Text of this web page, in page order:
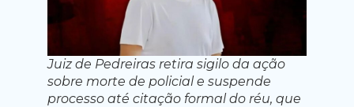
Juiz de Pedreiras retira sigilo da ação
sobre morte de policial e suspende
processo até citação formal do réu, que